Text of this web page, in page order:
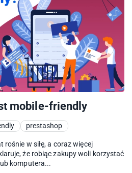
mobile-friendly
prestashop
rośnie w siłę, a coraz więcej
że robiąc zakupy woli korzystać
komputera...